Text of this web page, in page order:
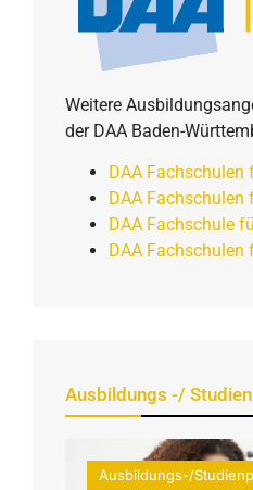
Weitere
der DAA Baden-
DAA Fachschulen
DAA Fachschulen
DAA Fachschule
DAA
Ausbildungs -/
Ausbildungs-/